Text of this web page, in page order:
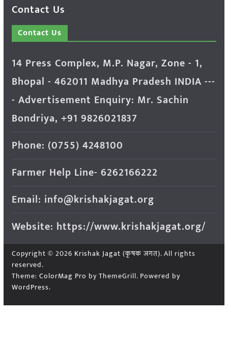
Contact Us
Contact Us
14 Press Complex, M.P. Nagar, Zone - 1,
Bhopal - 462011 Madhya Pradesh INDIA ---
- Advertisement Enquiry: Mr. Sachin
Bondriya, +91 9826021837
Phone: (0755) 4248100
Farmer Help Line- 6262166222
Email: info@krishakjagat.org
Website: https://www.krishakjagat.org/
Copyright © 2026 Krishak Jagat (कृषक जगत). All rights
reserved.
Theme: ColorMag Pro by ThemeGrill. Powered by
WordPress.